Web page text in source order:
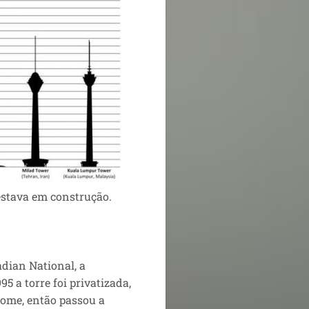
em construção.
National, a
a torre foi privatizada,
então passou a